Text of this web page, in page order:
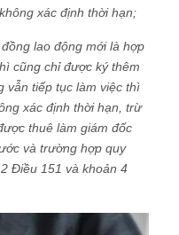
xác định thời hạn;
lao động mới là hợp
cũng chỉ được ký thêm
vẫn tiếp tục làm việc thì
xác định thời hạn, trừ
thuê làm giám đốc
và trường hợp quy
Điều 151 và khoản 4